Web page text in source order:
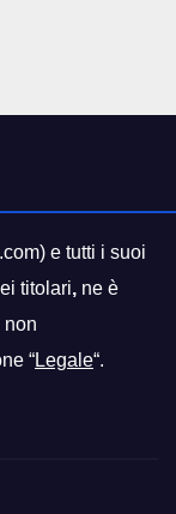
e tutti i suoi
titolari, ne è
non
“Legale“.